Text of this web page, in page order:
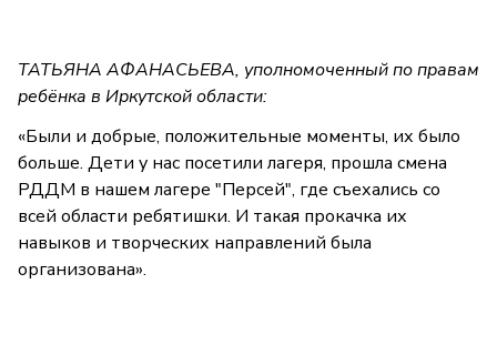
ТАТЬЯНА АФАНАСЬЕВА, уполномоченный по правам
ребёнка в Иркутской области:
«Были и добрые, положительные моменты, их было
больше. Дети у нас посетили лагеря, прошла смена
РДДМ в нашем лагере "Персей", где съехались со
всей области ребятишки. И такая прокачка их
навыков и творческих направлений была
организована».